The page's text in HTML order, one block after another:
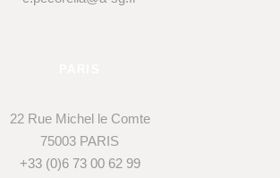
22 Rue Michel le Comte
75003 PARIS
+33 (0)6 73 00 62 99